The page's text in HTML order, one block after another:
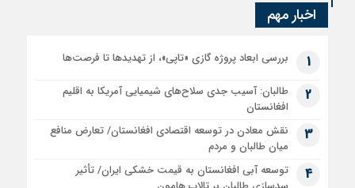
اخبار مهم
1 بررسی ابعاد پروژه گازی «تاپی»، از تهدیدها تا فرصت‌ها
2
طالبان: آسیب جدی سلاح‌های شیمیایی آمریکا به اقلیم
افغانستان
3
نقش معادن در توسعه اقتصادی افغانستان/ تعارض منافع
میان طالبان و مردم
4
توسعه آبی افغانستان به قیمت خشکی ایران/ تأثیر